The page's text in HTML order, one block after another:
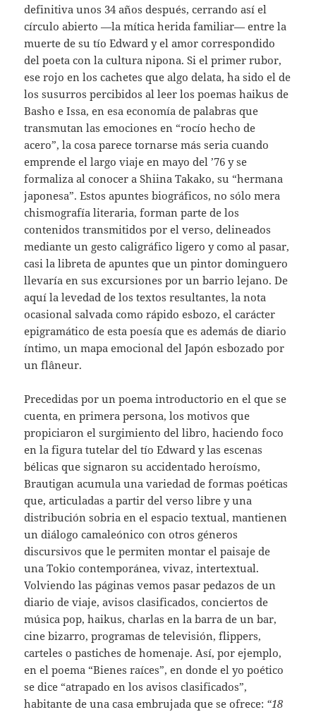
definitiva unos 34 años después, cerrando así el
círculo abierto —la mítica herida familiar— entre la
muerte de su tío Edward y el amor correspondido
del poeta con la cultura nipona. Si el primer rubor,
ese rojo en los cachetes que algo delata, ha sido el de
los susurros percibidos al leer los poemas haikus de
Basho e Issa, en esa economía de palabras que
transmutan las emociones en “rocío hecho de
acero”, la cosa parece tornarse más seria cuando
emprende el largo viaje en mayo del ’76 y se
formaliza al conocer a Shiina Takako, su “hermana
japonesa”. Estos apuntes biográficos, no sólo mera
chismografía literaria, forman parte de los
contenidos transmitidos por el verso, delineados
mediante un gesto caligráfico ligero y como al pasar,
casi la libreta de apuntes que un pintor dominguero
llevaría en sus excursiones por un barrio lejano. De
aquí la levedad de los textos resultantes, la nota
ocasional salvada como rápido esbozo, el carácter
epigramático de esta poesía que es además de diario
íntimo, un mapa emocional del Japón esbozado por
un flâneur.
Precedidas por un poema introductorio en el que se
cuenta, en primera persona, los motivos que
propiciaron el surgimiento del libro, haciendo foco
en la figura tutelar del tío Edward y las escenas
bélicas que signaron su accidentado heroísmo,
Brautigan acumula una variedad de formas poéticas
que, articuladas a partir del verso libre y una
distribución sobria en el espacio textual, mantienen
un diálogo camaleónico con otros géneros
discursivos que le permiten montar el paisaje de
una Tokio contemporánea, vivaz, intertextual.
Volviendo las páginas vemos pasar pedazos de un
diario de viaje, avisos clasificados, conciertos de
música pop, haikus, charlas en la barra de un bar,
cine bizarro, programas de televisión, flippers,
carteles o pastiches de homenaje. Así, por ejemplo,
en el poema “Bienes raíces”, en donde el yo poético
se dice “atrapado en los avisos clasificados”,
habitante de una casa embrujada que se ofrece: “18